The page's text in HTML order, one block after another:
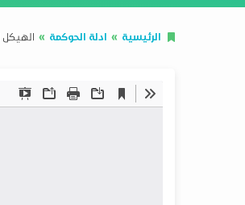
الرئيسية ادلة الحوكمة